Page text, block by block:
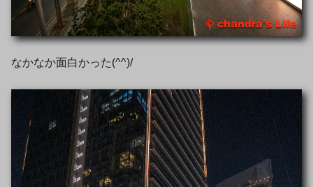
なかなか面白かった(^^)/